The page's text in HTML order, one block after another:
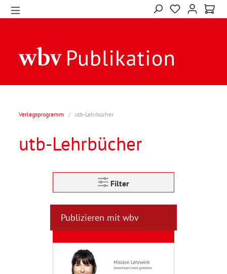
Verlagsprogramm / utb-Lehrbücher
utb-Lehrbücher
Filter
Publizieren mit wbv